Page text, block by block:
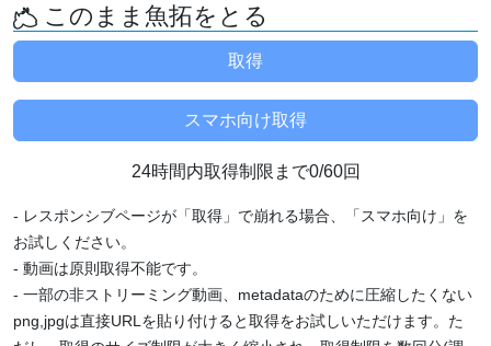
このまま魚拓をとる
24時間内取得制限まで0/60回
- レスポンシブページが「取得」で崩れる場合、「スマホ向け」を
お試しください。
- 動画は原則取得不能です。
- 一部の非ストリーミング動画、metadataのために圧縮したくない
png,jpgは直接URLを貼り付けると取得をお試しいただけます。た